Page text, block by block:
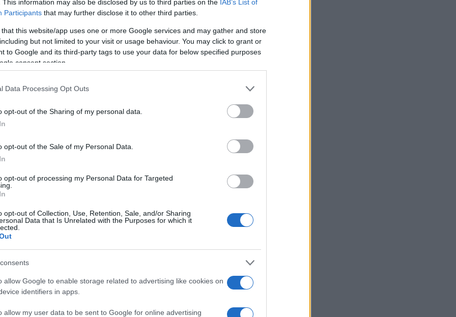
This information may also be disclosed by us to third parties on the IAB’s List of
Participants that may further disclose it to other third parties.
that this website/app uses one or more Google services and may gather and store
but not limited to your visit or usage behaviour. You may click to grant or
to Google and its third-party tags to use your data for below specified purposes
consent section.
Data Processing Opt Outs
opt-out of the Sharing of my personal data.
opt-out of the Sale of my Personal Data.
opt-out of processing my Personal Data for Targeted
opt-out of Collection, Use, Retention, Sale, and/or Sharing
Data that Is Unrelated with the Purposes for which it
allow Google to enable storage related to advertising like cookies on
identifiers in apps.
allow my user data to be sent to Google for online advertising
będzie dostępny w trzech
Evanescent, Reverie i Blossom.
dopasować do własnych potrzeb i
wyłącznie o napędzie
twierdziło, że będzie to koniec
w praktyce klienci pokochali ten
wspomniany kwiat wiśni, a fabryka